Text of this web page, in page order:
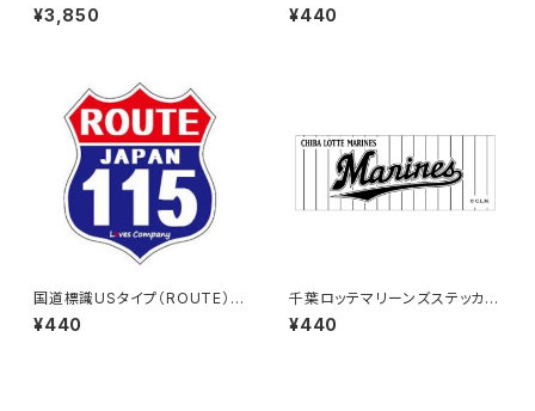
ND-B）Black
¥3,850
テッカー 125号線（ホワイト）
¥440
国道標識USタイプ（ROUTE）ス
テッカー 115号線
¥440
千葉ロッテマリーンズステッカー
9
¥440